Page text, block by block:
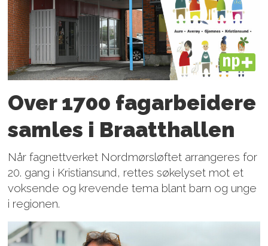
PLUS
Over 1700 fagarbeidere
samles i Braatthallen
Når fagnettverket Nordmørsløftet arrangeres for
20. gang i Kristiansund, rettes søkelyset mot et
voksende og krevende tema blant barn og unge
i regionen.